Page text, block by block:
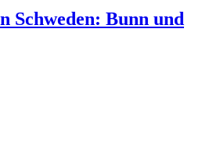
Schweden: Bunn und